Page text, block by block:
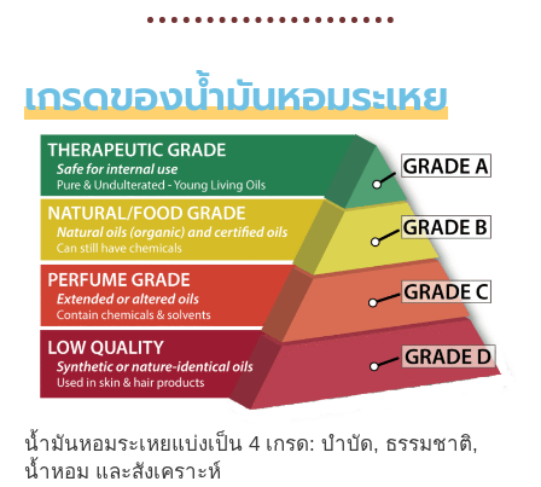
เกรดของน้ำมันหอมระเหย
น้ำมันหอมระเหยแบ่งเป็น 4 เกรด: บำบัด, ธรรมชาติ,
น้ำหอม และสังเคราะห์